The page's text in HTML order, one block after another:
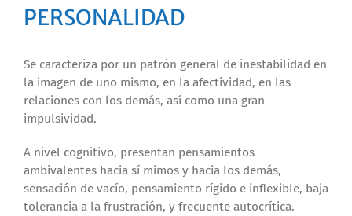
PERSONALIDAD
Se caracteriza por un patrón general de inestabilidad en
la imagen de uno mismo, en la afectividad, en las
relaciones con los demás, así como una gran
impulsividad.
A nivel cognitivo, presentan pensamientos
ambivalentes hacia sí mimos y hacia los demás,
sensación de vacío, pensamiento rígido e inflexible, baja
tolerancia a la frustración, y frecuente autocrítica.